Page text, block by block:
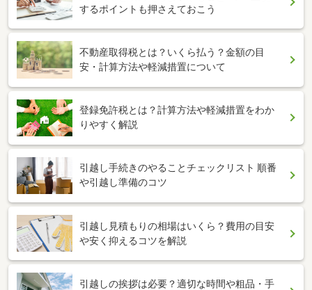
するポイントも押さえておこう
不動産取得税とは？いくら払う？金額の目
安・計算方法や軽減措置について
登録免許税とは？計算方法や軽減措置をわか
りやすく解説
引越し手続きのやることチェックリスト 順番
や引越し準備のコツ
引越し見積もりの相場はいくら？費用の目安
や安く抑えるコツを解説
引越しの挨拶は必要？適切な時間や粗品・手